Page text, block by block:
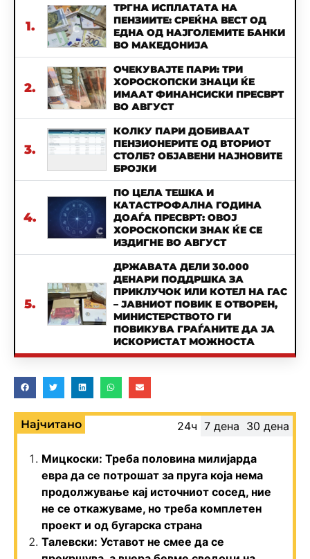
1.
ТРГНА ИСПЛАТАТА НА
ПЕНЗИИТЕ: СРЕЌНА ВЕСТ ОД
ЕДНА ОД НАЈГОЛЕМИТЕ БАНКИ
ВО МАКЕДОНИЈА
2.
ОЧЕКУВАЈТЕ ПАРИ: ТРИ
ХОРОСКОПСКИ ЗНАЦИ ЌЕ
ИМААТ ФИНАНСИСКИ ПРЕСВРТ
ВО АВГУСТ
3.
КОЛКУ ПАРИ ДОБИВААТ
ПЕНЗИОНЕРИТЕ ОД ВТОРИОТ
СТОЛБ? ОБЈАВЕНИ НАЈНОВИТЕ
БРОЈКИ
4.
ПО ЦЕЛА ТЕШКА И
КАТАСТРОФАЛНА ГОДИНА
ДОАЃА ПРЕСВРТ: ОВОЈ
ХОРОСКОПСКИ ЗНАК ЌЕ СЕ
ИЗДИГНЕ ВО АВГУСТ
5.
ДРЖАВАТА ДЕЛИ 30.000
ДЕНАРИ ПОДДРШКА ЗА
ПРИКЛУЧОК ИЛИ КОТЕЛ НА ГАС
– ЈАВНИОТ ПОВИК Е ОТВОРЕН,
МИНИСТЕРСТВОТО ГИ
ПОВИКУВА ГРАЃАНИТЕ ДА ЈА
ИСКОРИСТАТ МОЖНОСТА
Најчитано 24ч 7 дена 30 дена
Мицкоски: Треба половина милијарда
евра да се потрошат за пруга која нема
продолжување кај источниот сосед, ние
не се откажуваме, но треба комплетен
проект и од бугарска страна
Талевски: Уставот не смее да се